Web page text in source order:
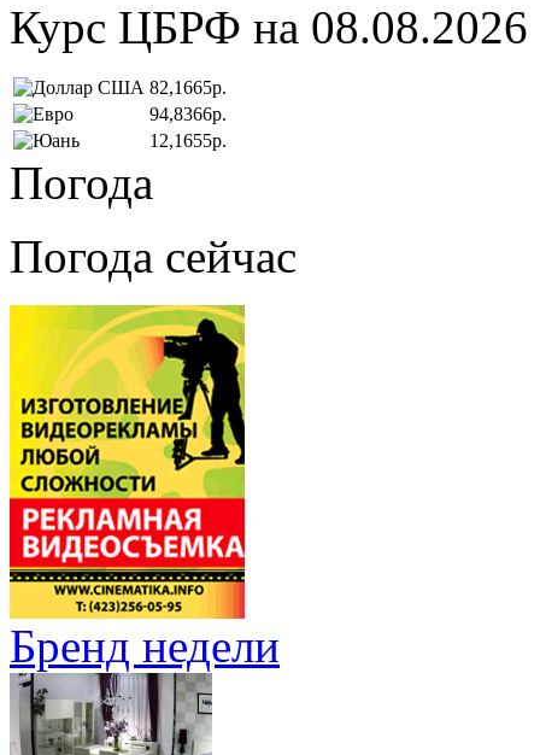
Курс ЦБРФ на 08.08.2026
82,1665р.
94,8366р.
12,1655р.
Погода
Погода сейчас
Бренд недели